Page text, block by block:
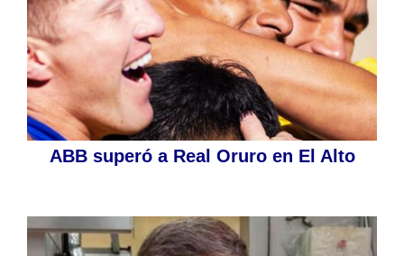
ABB superó a Real Oruro en El Alto